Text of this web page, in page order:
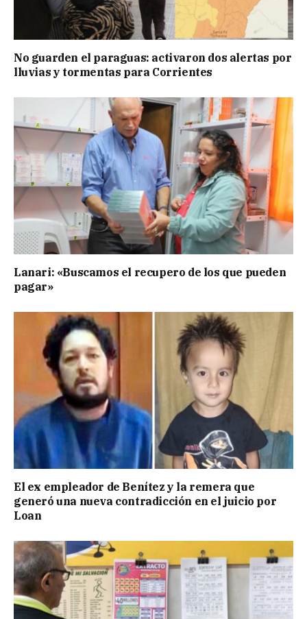
No guarden el paraguas: activaron dos alertas por
lluvias y tormentas para Corrientes
Lanari: «Buscamos el recupero de los que pueden
pagar»
El ex empleador de Benítez y la remera que
generó una nueva contradicción en el juicio por
Loan